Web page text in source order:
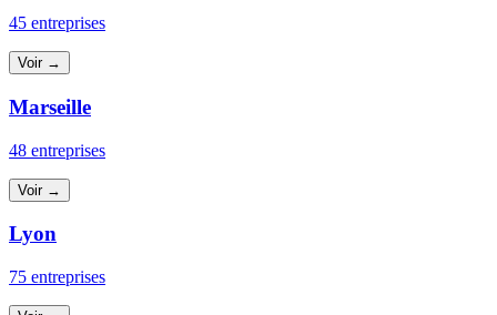
45 entreprises
Voir →
Marseille
48 entreprises
Voir →
Lyon
75 entreprises